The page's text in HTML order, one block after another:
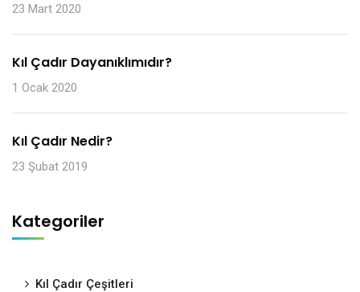
23 Mart 2020
Kıl Çadır Dayanıklımıdır?
1 Ocak 2020
Kıl Çadır Nedir?
23 Şubat 2019
Kategoriler
Kıl Çadır Çeşitleri